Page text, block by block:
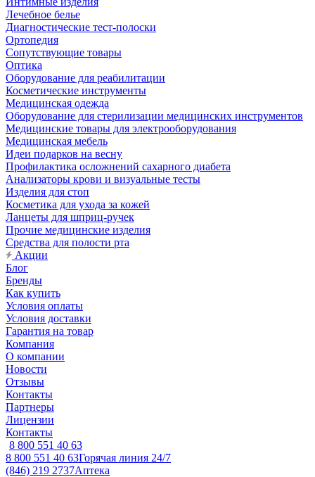
Лечебное белье
Диагностические тест-полоски
Ортопедия
Сопутствующие товары
Оптика
Оборудование для реабилитации
Косметические инструменты
Медицинская одежда
Оборудование для стерилизации медицинских инструментов
Медицинские товары для электрооборудования
Медицинская мебель
Идеи подарков на весну
Профилактика осложнений сахарного диабета
Анализаторы крови и визуальные тесты
Изделия для стоп
Косметика для ухода за кожей
Ланцеты для шприц-ручек
Прочие медицинские изделия
Средства для полости рта
Акции
Блог
Бренды
Как купить
Условия оплаты
Условия доставки
Гарантия на товар
Компания
О компании
Новости
Отзывы
Контакты
Партнеры
Лицензии
Контакты
8 800 551 40 63
8 800 551 40 63Горячая линия 24/7
(846) 219 2737Аптека